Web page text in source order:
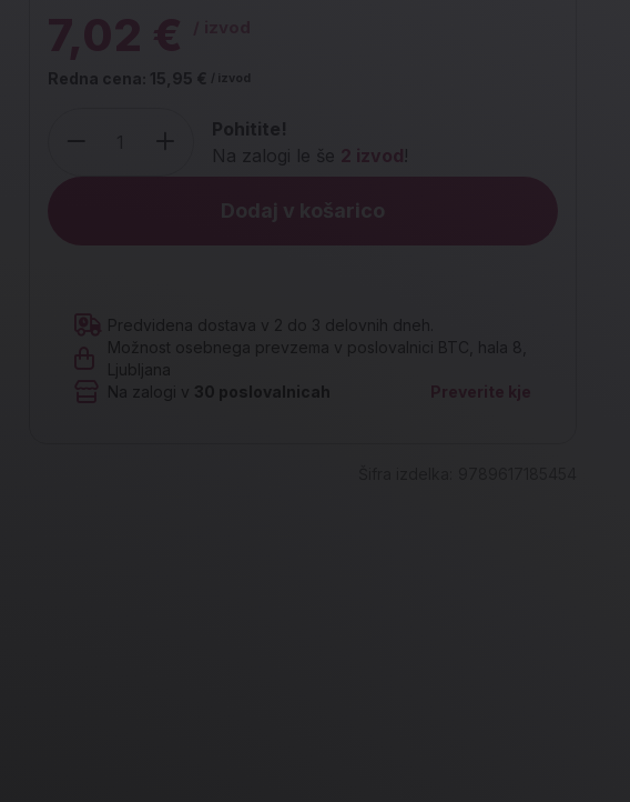
7,02 €
Redna cena: 15,95 € / izvod
Pohitite!
Na zalogi le še 2 izvod!
Dodaj v košarico
Predvidena dostava v 2 do 3 delovnih dneh.
Možnost osebnega prevzema v poslovalnici BTC, hala 8,
Ljubljana
Na zalogi v 30 poslovalnicah Preverite kje